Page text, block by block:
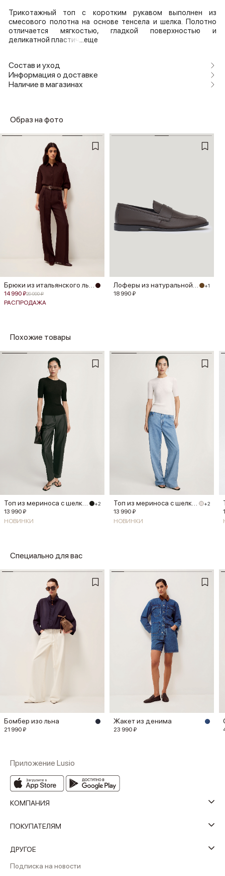
Трикотажный топ с коротким рукавом выполнен из
смесового полотна на основе тенсела и шелка. Полотно
отличается мягкостью, гладкой поверхностью и
деликатной пластич ...еще
Состав и уход
Информация о доставке
Наличие в магазинах
Образ на фото
Брюки из итальянского льна Manteco®
14 990 ₽29 990 ₽
РАСПРОДАЖА
Лоферы из натуральной кожи +1
18 990 ₽
Похожие товары
+2
13 990 ₽
НОВИНКИ
+2
13 990 ₽
НОВИНКИ
Специально для вас
Бомбер изо льна
21 990 ₽
Жакет из денима
23 990 ₽
Приложение Lusio
КОМПАНИЯ
ПОКУПАТЕЛЯМ
ДРУГОЕ
Подписка на новости